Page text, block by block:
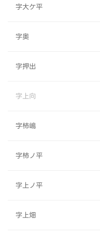
字大ケ平
字奥
字押出
字上向
字柿嶋
字柿ノ平
字上ノ平
字上畑